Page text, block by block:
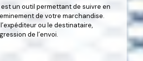
est un outil permettant de suivre en
de votre marchandise.
ou le destinataire,
de l’envoi.